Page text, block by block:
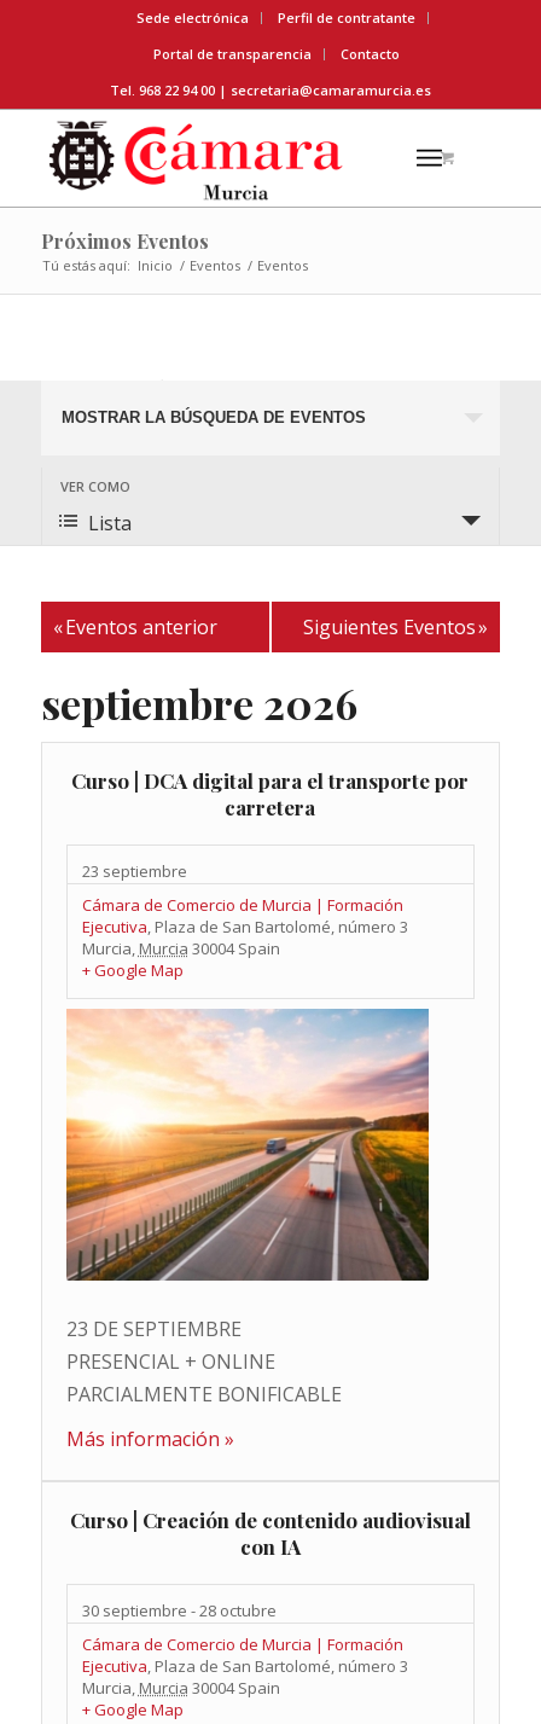
Sede electrónica
Perfil de contratante
Portal de transparencia
Contacto
Tel. 968 22 94 00 | secretaria@camaramurcia.es
Próximos Eventos
Tú estás aquí: Inicio / Eventos / Eventos
Próximos Eventos
Búsqueda
navegació
de
de
Eventos
MOSTRAR LA BÚSQUEDA DE EVENTOS
Navegación
de
vistas
de
VER COMO
Lista
«Eventos anterior Siguientes Eventos»
septiembre 2026
Curso | DCA digital para el transporte por
carretera
23 septiembre
Cámara de Comercio de Murcia | Formación
Ejecutiva, Plaza de San Bartolomé, número 3
Murcia, Murcia 30004 Spain
+ Google Map
23 DE SEPTIEMBRE
PRESENCIAL + ONLINE
PARCIALMENTE BONIFICABLE
Más información »
Curso | Creación de contenido audiovisual
con IA
30 septiembre -28 octubre
Cámara de Comercio de Murcia | Formación
Ejecutiva, Plaza de San Bartolomé, número 3
Murcia, Murcia 30004 Spain
+ Google Map